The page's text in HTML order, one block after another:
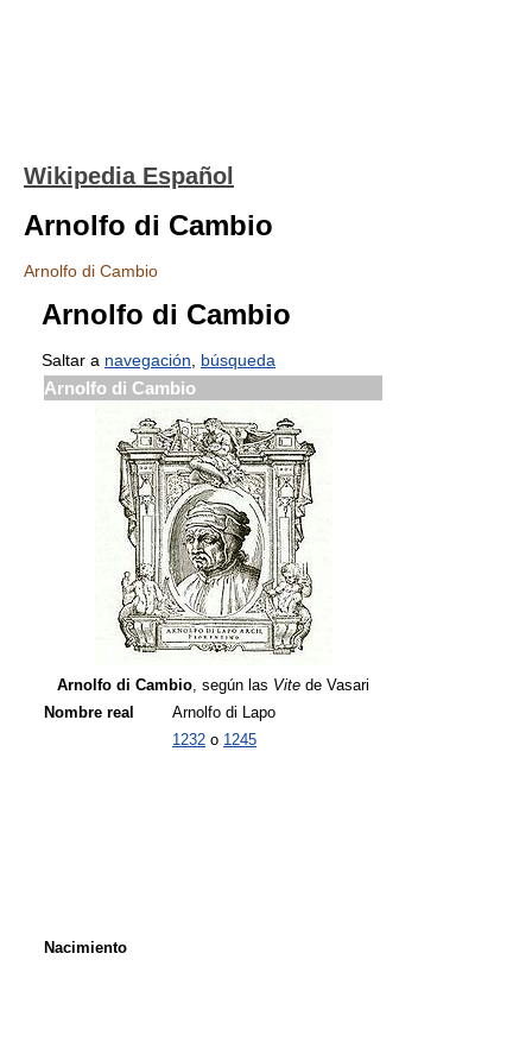
Wikipedia Español
Arnolfo di Cambio
Arnolfo di Cambio
Arnolfo di Cambio
Saltar a navegación búsqueda
Arnolfo di Cambio
Arnolfo di Cambio, según las Vite de Vasari
Nombre real
Arnolfo di Lapo
Nacimiento
1232 o 1245